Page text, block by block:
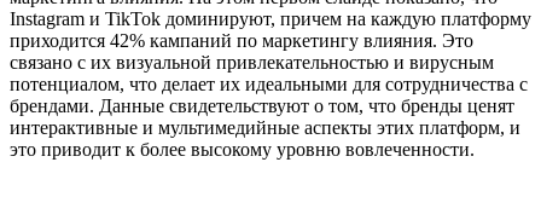
Instagram и TikTok доминируют, причем на каждую платформу
приходится 42% кампаний по маркетингу влияния. Это
связано с их визуальной привлекательностью и вирусным
потенциалом, что делает их идеальными для сотрудничества с
брендами. Данные свидетельствуют о том, что бренды ценят
интерактивные и мультимедийные аспекты этих платформ, и
это приводит к более высокому уровню вовлеченности.